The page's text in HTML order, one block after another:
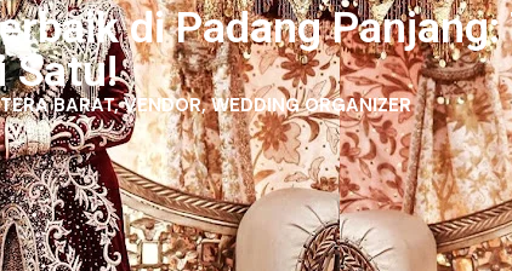
di Padang
Satu!
BARAT,VENDOR,WEDDING ORGANIZER